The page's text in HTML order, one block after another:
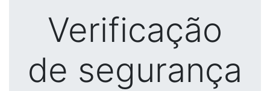
Verificação
de segurança